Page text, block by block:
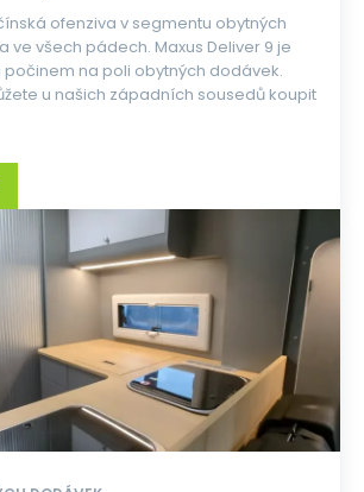
ofenziva v segmentu obytných
ve všech pádech. Maxus Deliver 9 je
na poli obytných dodávek.
u našich západních sousedů koupit